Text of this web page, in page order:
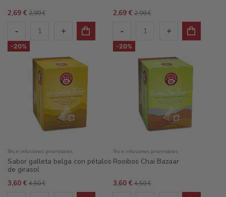
2,69 € 2,99 € 2,69 € 2,99 €
-20%
Tés e infusiones piramidales
Sabor galleta belga con pétalos
de girasol
3,60 € 4,50 €
-20%
Tés e infusiones piramidales
Rooibos Chai Bazaar
3,60 € 4,50 €